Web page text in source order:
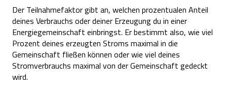
Der Teilnahmefaktor gibt an, welchen prozentualen Anteil
deines Verbrauchs oder deiner Erzeugung du in einer
Energiegemeinschaft einbringst. Er bestimmt also, wie viel
Prozent deines erzeugten Stroms maximal in die
Gemeinschaft fließen können oder wie viel deines
Stromverbrauchs maximal von der Gemeinschaft gedeckt
wird.